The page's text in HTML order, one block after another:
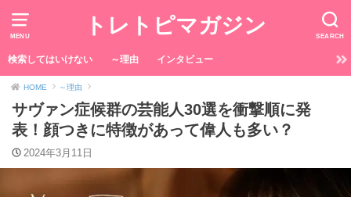
MENU SEARCH
トレトピマガジン
検索してはいけない ～理由 インタビュー
HOME ～理由
サヴァン症候群の芸能人30選を衝撃順に発
表！顔つきに特徴があって偉人も多い？
2024年3月11日